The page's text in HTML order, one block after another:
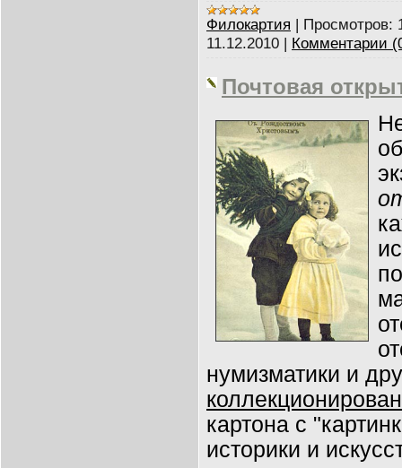
Филокартия | Просмотров:
11.12.2010 | Комментарии
Почтовая
нумизматики и
картона с
историки и